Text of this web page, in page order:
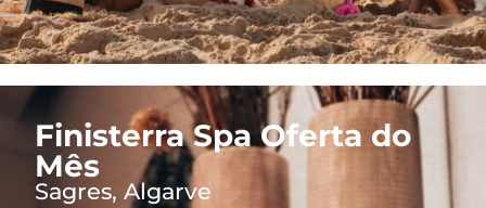
Finisterra Spa Oferta do
Mês
Sagres, Algarve